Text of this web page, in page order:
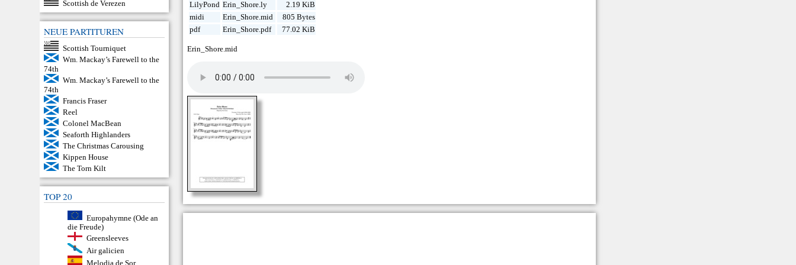
Scottish de Verezen
NEUE PARTITUREN
Scottish Tourniquet
Wm. Mackay’s Farewell to the
74th
Wm. Mackay’s Farewell to the
74th
Francis Fraser
Reel
Colonel MacBean
Seaforth Highlanders
The Christmas Carousing
Kippen House
The Torn Kilt
TOP 20
Europahymne (Ode an
die Freude)
Greensleeves
Air galicien
Melodia de Sor
LilyPond Erin_Shore.ly
2.19 KiB
midi
Erin_Shore.mid
805 Bytes
pdf
Erin_Shore.pdf 77.02 KiB
Erin_Shore.mid